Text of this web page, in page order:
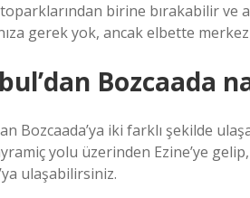
birine bırakabilir ve
gerek yok, ancak elbette
Bozcaada
Bozcaada’ya iki farklı şekilde
yolu üzerinden Ezine’ye
ulaşabilirsiniz.